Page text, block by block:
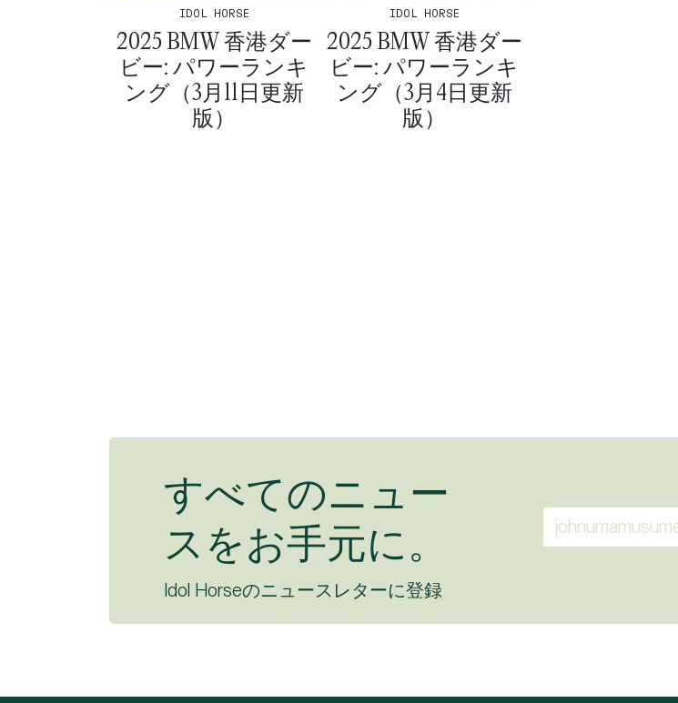
IDOL HORSE
2025 BMW 香港ダー
ビー: パワーランキ
ング（3月11日更新
版）
IDOL HORSE
2025 BMW 香港ダー
ビー: パワーランキ
ング（3月4日更新
版）
すべてのニュー
スをお手元に。
Idol Horseのニュースレターに登録